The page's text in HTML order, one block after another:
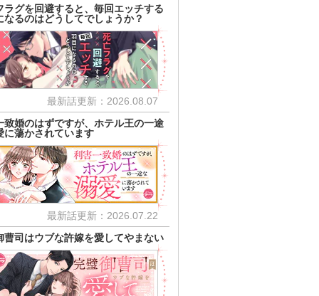
ラグを回避すると、毎回エッチする
なるのはどうしてでしょうか？
最新話更新：2026.08.07
致婚のはずですが、ホテル王の一途
に蕩かされています
最新話更新：2026.07.22
曹司はウブな許嫁を愛してやまない